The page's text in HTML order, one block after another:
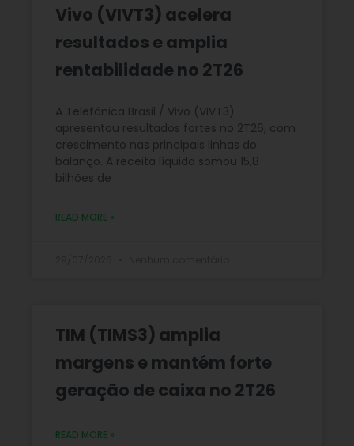
Vivo (VIVT3) acelera
resultados e amplia
rentabilidade no 2T26
A Telefônica Brasil / Vivo (VIVT3)
apresentou resultados fortes no 2T26, com
crescimento nas principais linhas do
balanço. A receita líquida somou 15,8
bilhões de
READ MORE »
TIM (TIMS3) amplia
margens e mantém forte
geração de caixa no 2T26
READ MORE »